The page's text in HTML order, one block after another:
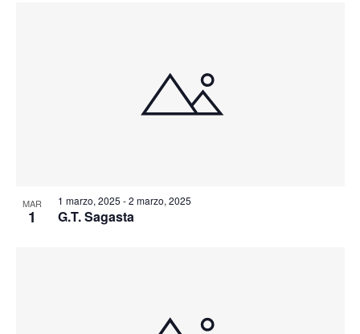
MAR
1
1 marzo, 2025 -2 marzo, 2025
G.T. Sagasta